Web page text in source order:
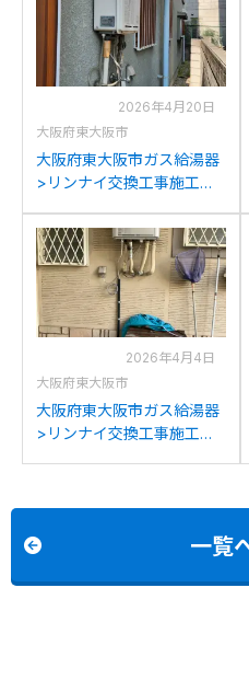
2026年4月20日
大阪府東大阪市
大阪府東大阪市ガス給湯器
>リンナイ交換工事施工事
からリンナイRUJ-
A2400W(A)への交換
2026年4月4日
大阪府東大阪市
大阪府東大阪市ガス給湯器
>リンナイ交換工事施工事
一覧